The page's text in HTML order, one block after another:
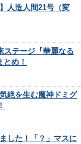
人造人間21号（変
テージ『華麗なる
め！
絶を生む魔神ドミグ
した！「？」マスに